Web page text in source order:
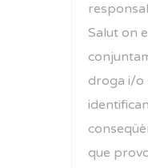
Salut on
droga i/o
que